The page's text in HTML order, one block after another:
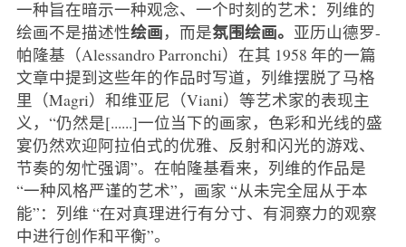
一种旨在暗示一种观念、一个时刻的艺术：列维的
绘画不是描述性绘画，而是氛围绘画。 亚历山德罗-
帕隆基（Alessandro Parronchi）在其 1958 年的一篇
文章中提到这些年的作品时写道，列维摆脱了马格
里（Magri）和维亚尼（Viani）等艺术家的表现主
义，“仍然是[......]一位当下的画家，色彩和光线的盛
宴仍然欢迎阿拉伯式的优雅、反射和闪光的游戏、
节奏的匆忙强调”。在帕隆基看来，列维的作品是
“一种风格严谨的艺术”，画家 “从未完全屈从于本
能”：列维 “在对真理进行有分寸、有洞察力的观察
中进行创作和平衡”。